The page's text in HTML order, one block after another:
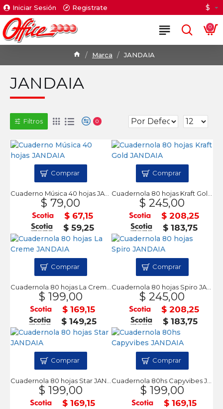
Iniciar Sesión Registrate $
0
Marca JANDAIA
JANDAIA
Filtros 0
Cuaderno Música 40 hojas JANDAIA
$ 79,00
$ 67,15
$ 59,25
Comprar
$ 245,00
$ 208,25
$ 183,75
Comprar
$ 199,00
$ 169,15
$ 149,25
Comprar
$ 245,00
$ 208,25
$ 183,75
Comprar
$ 199,00
$ 169,15
Comprar
$ 199,00
$ 169,15
Comprar